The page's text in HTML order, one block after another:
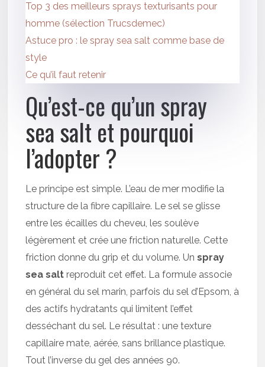
Top 3 des meilleurs sprays texturisants pour
homme (sélection Trucsdemec)
Astuce pro : le spray sea salt comme base de
style
Ce qu’il faut retenir
Qu’est-ce qu’un spray
sea salt et pourquoi
l’adopter ?
Le principe est simple. L’eau de mer modifie la
structure de la fibre capillaire. Le sel se glisse
entre les écailles du cheveu, les soulève
légèrement et crée une friction naturelle. Cette
friction donne du grip et du volume. Unspray
sea salt reproduit cet effet. La formule associe
en général du sel marin, parfois du sel d’Epsom, à
des actifs hydratants qui limitent l’effet
desséchant du sel. Le résultat : une texture
capillaire mate, aérée, sans brillance plastique.
Tout l’inverse du gel des années 90.